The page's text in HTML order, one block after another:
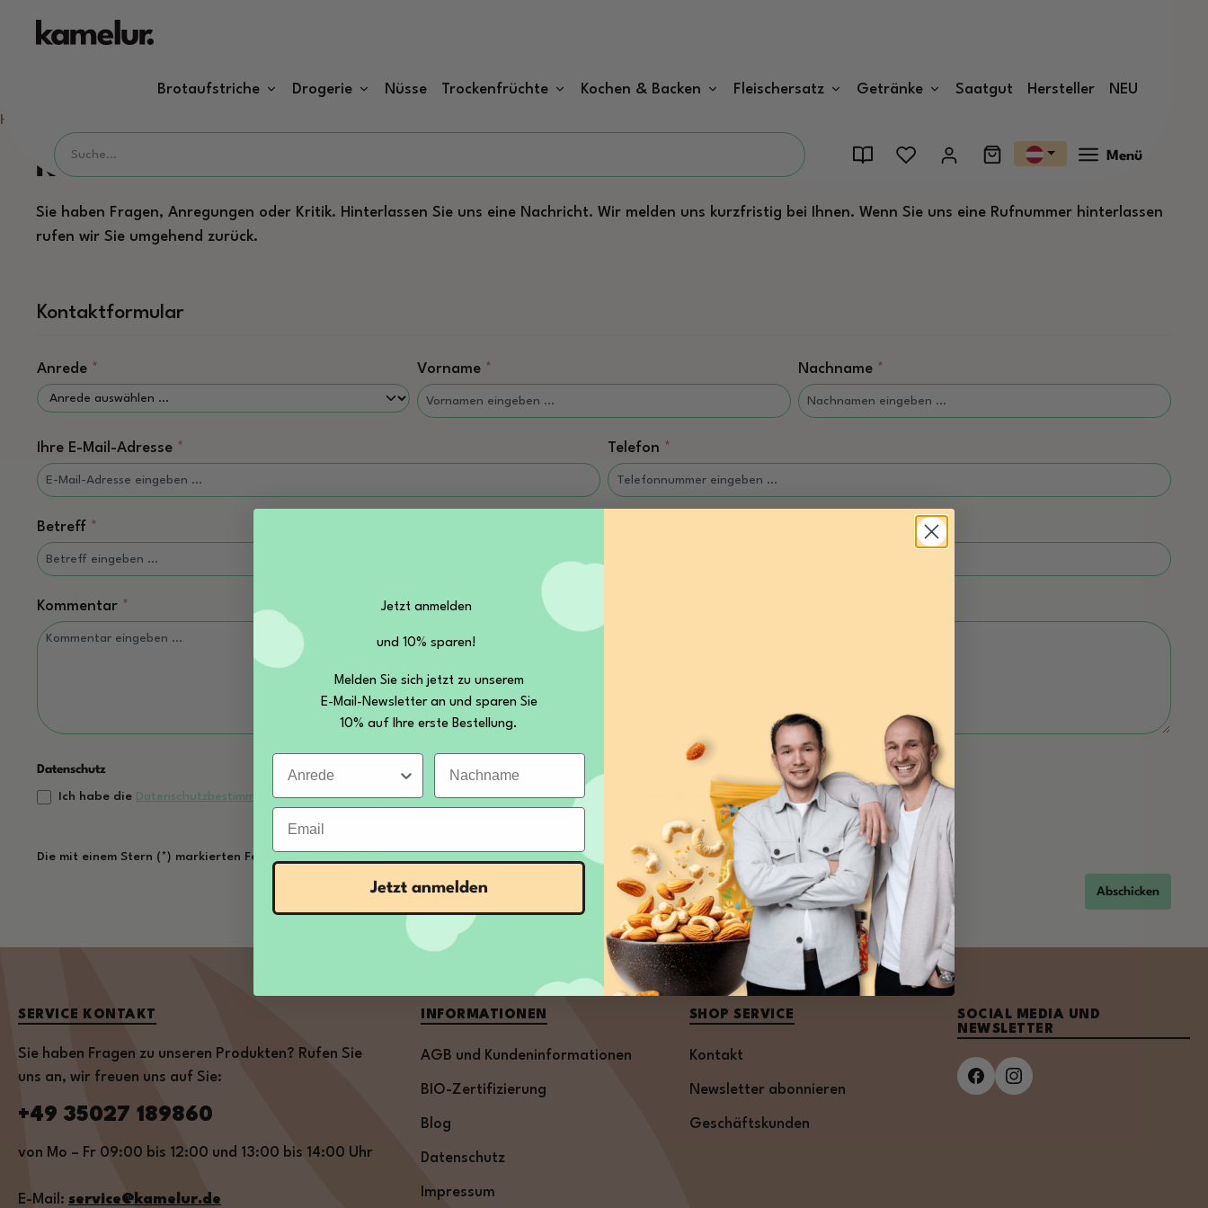
Hauptinhalt springen
Suche springen
Zur Hauptnavigation springen
Brotaufstriche Drogerie Nüsse Trockenfrüchte Kochen & Backen Fleischersatz Getränke Saatgut Hersteller NEU
Menü
Home
Kontaktformular
Sie haben Fragen, Anregungen oder Kritik. Hinterlassen Sie uns eine Nachricht. Wir melden uns kurzfristig bei Ihnen. Wenn Sie uns eine Rufnummer hinterlassen
rufen wir Sie umgehend zurück.
Kontaktformular
Anrede * Vorname * Nachname *
Ihre E-Mail-Adresse * Telefon *
Betreff *
Kommentar *
Datenschutz
Ich habe die Datenschutzbestimmungenzur Kenntnis genommen und dieAGBgelesen und bin mit ihnen einverstanden.*
Die mit einem Stern (*) markierten Felder sind Pflichtfelder.
Abschicken
SERVICE KONTAKT
Sie haben Fragen zu unseren Produkten? Rufen Sie
uns an, wir freuen uns auf Sie:
+49 35027 189860
von Mo – Fr 09:00 bis 12:00 und 13:00 bis 14:00 Uhr
E-Mail: service@kamelur.de
INFORMATIONEN
AGB und Kundeninformationen
BIO-Zertifizierung
Blog
Datenschutz
Impressum
SHOP SERVICE
Kontakt
Newsletter abonnieren
Geschäftskunden
SOCIAL MEDIA UND
NEWSLETTER
Jetzt anmelden
und 10% sparen!
Melden Sie sich jetzt zu unserem
E-Mail-Newsletter an und sparen Sie
10% auf Ihre erste Bestellung.
Anrede Nachname
Email
Jetzt anmelden